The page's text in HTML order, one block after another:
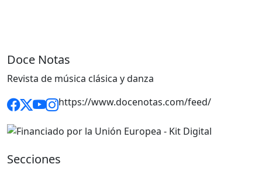
Doce Notas
Revista de música clásica y danza
https://www.docenotas.com/feed/
Secciones